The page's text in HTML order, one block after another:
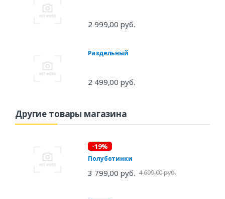
2 999,00 руб.
Раздельный
2 499,00 руб.
Другие товары магазина
-19%
Полуботинки
3 799,00 руб. 4 699,00 руб.